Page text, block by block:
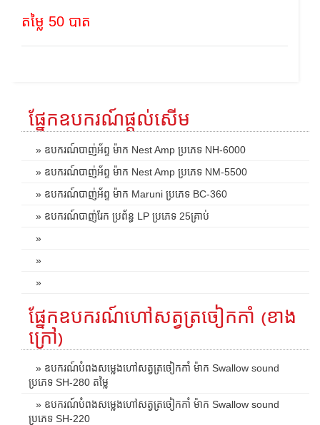
តម្លៃ 50 បាត
ផ្នែកឧបករណ៍ផ្តល់សើម
» ឧបករណ៍បាញ់អ័ព្ទ ម៉ាក Nest Amp ប្រភេទ NH-6000
» ឧបករណ៍បាញ់អ័ព្ទ ម៉ាក Nest Amp ប្រភេទ NM-5500
» ឧបករណ៍បាញ់អ័ព្ទ ម៉ាក Maruni ប្រភេទ BC-360
» ឧបករណ៍បាញ់រែក ប្រព័ន្ធ LP ប្រភេទ 25គ្រាប់
»
»
»
ផ្នែកឧបករណ៍ហៅសត្វត្រចៀកកាំ (ខាង
ក្រៅ)
» ឧបករណ៍បំពងសម្លេងហៅសត្វត្រចៀកកាំ ម៉ាក Swallow sound
ប្រភេទ SH-280 តម្លៃ
» ឧបករណ៍បំពងសម្លេងហៅសត្វត្រចៀកកាំ ម៉ាក Swallow sound
ប្រភេទ SH-220